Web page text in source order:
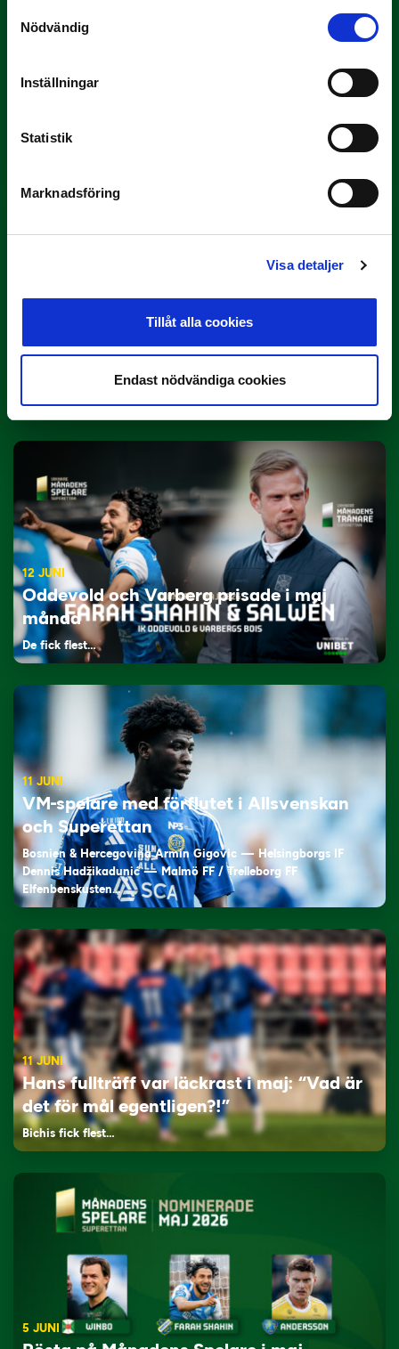
Nödvändig
Inställningar
Statistik
Marknadsföring
Visa detaljer
Tillåt alla cookies
Endast nödvändiga cookies
Rösta på Månadens Tränare i juni
29 JUNI
Lagerlöf tar över i Sandvikens IF
Tillbaka i hetluften…
12 JUNI
Oddevold och Varberg prisade i maj
månad
De fick flest…
11 JUNI
VM-spelare med förflutet i Allsvenskan
och Superettan
Bosnien & Hercegovina Armin Gigovic — Helsingborgs IF
Dennis Hadžikadunić — Malmö FF / Trelleborg FF
Elfenbenskusten…
11 JUNI
Hans fullträff var läckrast i maj: “Vad är
det för mål egentligen?!”
Bichis fick flest…
5 JUNI